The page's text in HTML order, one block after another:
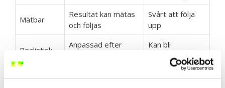
Mätbar
Resultat kan mätas
och följas
Svårt att följa
upp
Realistisk
Anpassad efter
Kan bli
orealistiskt
Tidsbunden